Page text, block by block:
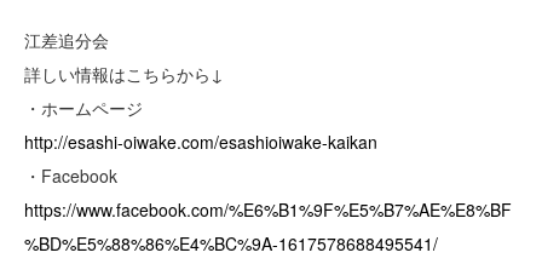
江差追分会
詳しい情報はこちらから↓
・ホームページ
http://esashi-oiwake.com/esashioiwake-kaikan
・Facebook
https://www.facebook.com/%E6%B1%9F%E5%B7%AE%E8%BF
%BD%E5%88%86%E4%BC%9A-1617578688495541/